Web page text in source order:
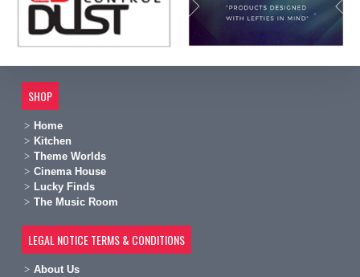
SHOP
Home
Kitchen
Theme Worlds
Cinema House
Lucky Finds
The Music Room
LEGAL NOTICE TERMS & CONDITIONS
About Us